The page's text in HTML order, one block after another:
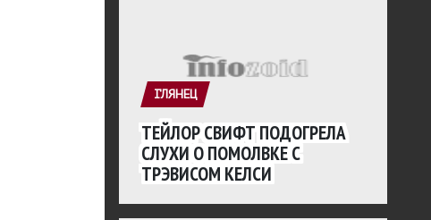
ГЛЯНЕЦ
ТЕЙЛОР СВИФТ ПОДОГРЕЛА
СЛУХИ О ПОМОЛВКЕ С
ТРЭВИСОМ КЕЛСИ